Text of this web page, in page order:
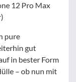
12 Pro Max
pure
gut
in bester Form
– ob nun mit